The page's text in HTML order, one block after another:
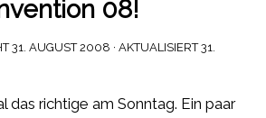
08!
31. AUGUST 2008 · AKTUALISIERT31.
das richtige am Sonntag. Ein paar